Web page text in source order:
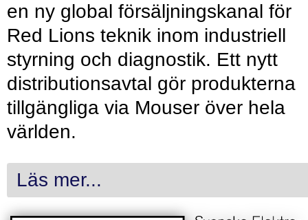
en ny global försäljningskanal för
Red Lions teknik inom industriell
styrning och diagnostik. Ett nytt
distributionsavtal gör produkterna
tillgängliga via Mouser över hela
världen.
Läs mer...